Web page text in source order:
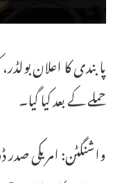
پابندی کا اعلان
حملے کے بعد کیا گیا۔
واشنگٹن: امریکی